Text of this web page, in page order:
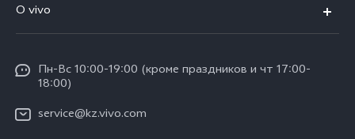
V30 5G
Y100
Y28
Сервисные центры
Funtouch OS
IMEI аутентификация
Обновление системы
O vivo
Пресс-центр
Карьера в vivo
Пн-Вс 10:00-19:00 (кроме праздников и чт 17:00-
18:00)
service@kz.vivo.com